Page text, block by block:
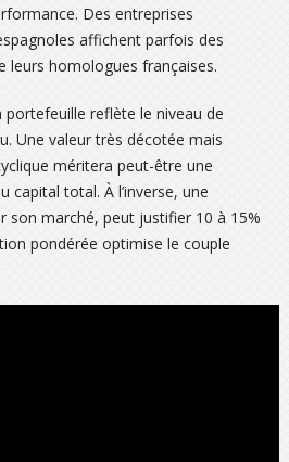
Des entreprises
affichent parfois des
leurs homologues françaises.
portefeuille reflète le niveau de
Une valeur très décotée mais
méritera peut-être une
capital total. À l’inverse, une
son marché, peut justifier 10 à 15%
pondérée optimise le couple